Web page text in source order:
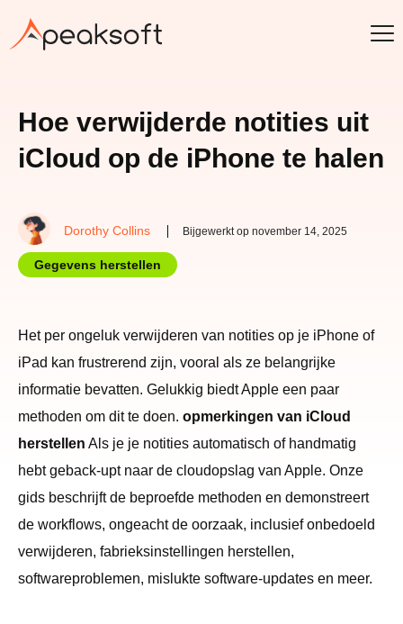
Hoe verwijderde notities uit
iCloud op de iPhone te halen
Dorothy Collins Bijgewerkt op november 14, 2025
Gegevens herstellen
Het per ongeluk verwijderen van notities op je iPhone of
iPad kan frustrerend zijn, vooral als ze belangrijke
informatie bevatten. Gelukkig biedt Apple een paar
methoden om dit te doen. opmerkingen van iCloud
herstellen Als je je notities automatisch of handmatig
hebt geback-upt naar de cloudopslag van Apple. Onze
gids beschrijft de beproefde methoden en demonstreert
de workflows, ongeacht de oorzaak, inclusief onbedoeld
verwijderen, fabrieksinstellingen herstellen,
softwareproblemen, mislukte software-updates en meer.